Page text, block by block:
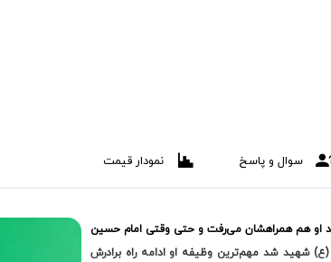
سوال و پاسخ نمودار قیمت
او هم همراهشان می‌رفت و حتی وقتی امام حسین
شهید شد مهم‌ترین وظیفه او ادامه راه برادرش